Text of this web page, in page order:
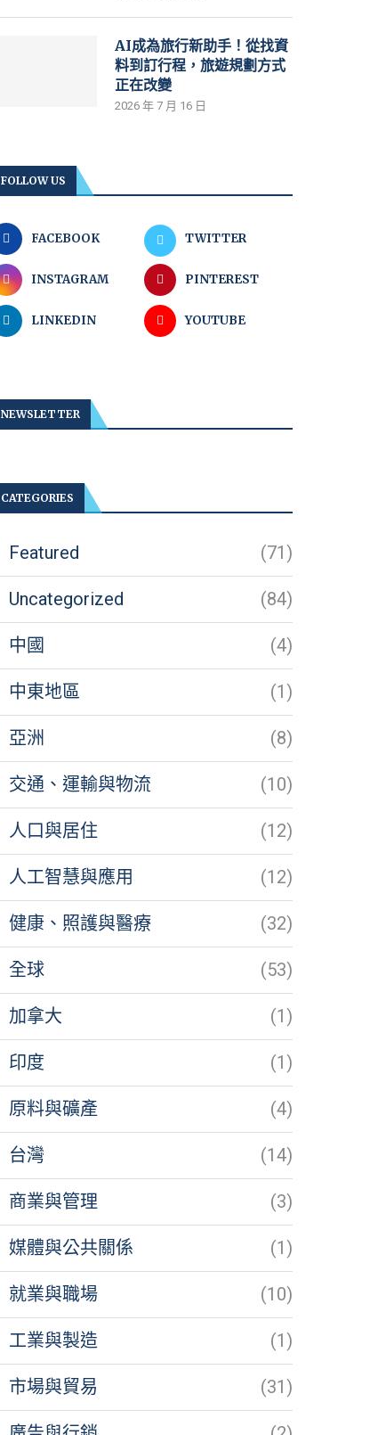
AI成為旅行新助手！從找資
料到訂行程，旅遊規劃方式
正在改變
2026 年 7 月 16 日
FOLLOW US
FACEBOOK TWITTER
INSTAGRAM PINTEREST
LINKEDIN YOUTUBE
NEWSLETTER
CATEGORIES
Featured (71)
Uncategorized (84)
中國 (4)
中東地區 (1)
亞洲 (8)
交通、運輸與物流 (10)
人口與居住 (12)
人工智慧與應用 (12)
健康、照護與醫療 (32)
全球 (53)
加拿大 (1)
印度 (1)
原料與礦產 (4)
台灣 (14)
商業與管理 (3)
媒體與公共關係 (1)
就業與職場 (10)
工業與製造 (1)
市場與貿易 (31)